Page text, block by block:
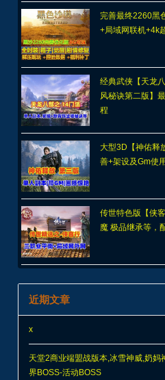
完善最终2260黑
+局域网联机+4k
经典武侠【天龙
风秘诀第二版】
程
大型3D【神佑释
善+架设及Gm使
传世特色版【侠
魔 极品继承等，
近期文章
x
天堂2商业端盟战版本,冰雪神威,奶
界BOSS-活动BOSS